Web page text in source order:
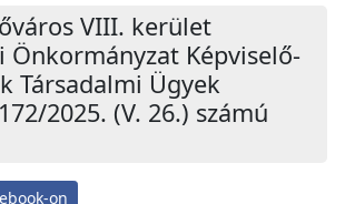
VIII. kerület
Önkormányzat Képviselő-
Társadalmi Ügyek
2025. (V. 26.) számú
on